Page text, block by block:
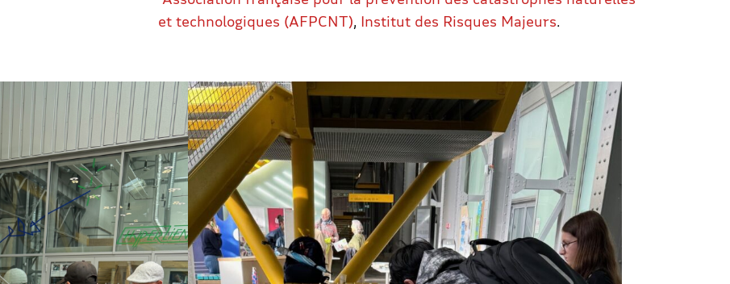
et technologiques (AFPCNT), Institut des Risques Majeurs.